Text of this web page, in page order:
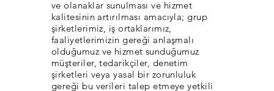
ve olanaklar sunulması ve hizmet
kalitesinin artırılması amacıyla; grup
şirketlerimiz, iş ortaklarımız,
faaliyetlerimizin gereği anlaşmalı
olduğumuz ve hizmet sunduğumuz
müşteriler, tedarikçiler, denetim
şirketleri veya yasal bir zorunluluk
gereği bu verileri talep etmeye yetkili